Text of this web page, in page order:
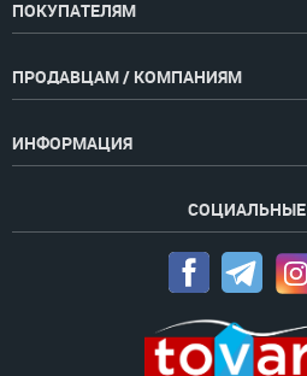
ПОКУПАТЕЛЯМ
ПРОДАВЦАМ / КОМПАНИЯМ
ИНФОРМАЦИЯ
СОЦИАЛЬНЫЕ